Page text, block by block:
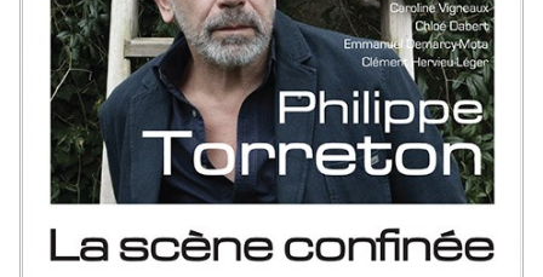
Abonnement▼
Se connecter